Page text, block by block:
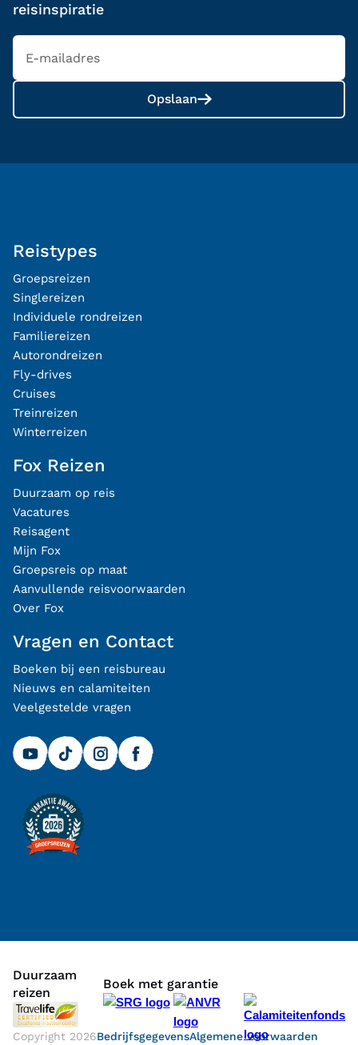
reisinspiratie
Opslaan
Reistypes
Groepsreizen
Singlereizen
Individuele rondreizen
Familiereizen
Autorondreizen
Fly-drives
Cruises
Treinreizen
Winterreizen
Fox Reizen
Duurzaam op reis
Vacatures
Reisagent
Mijn Fox
Groepsreis op maat
Aanvullende reisvoorwaarden
Over Fox
Vragen en Contact
Boeken bij een reisbureau
Nieuws en calamiteiten
Veelgestelde vragen
Copyright 2026BedrijfsgegevensAlgemene voorwaarden
Duurzaam
reizen
Boek met garantie